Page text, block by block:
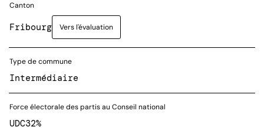
Canton
Fribourg Vers l'évaluation
Type de commune
Intermédiaire
Force électorale des partis au Conseil national
UDC32%